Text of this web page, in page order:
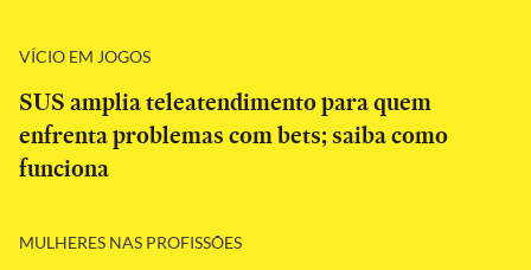
VÍCIO EM JOGOS
SUS amplia teleatendimento para quem
enfrenta problemas com bets; saiba como
funciona
MULHERES NAS PROFISSÕES